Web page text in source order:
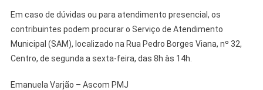
Em caso de dúvidas ou para atendimento presencial, os
contribuintes podem procurar o Serviço de Atendimento
Municipal (SAM), localizado na Rua Pedro Borges Viana, nº 32,
Centro, de segunda a sexta-feira, das 8h às 14h.
Emanuela Varjão – Ascom PMJ